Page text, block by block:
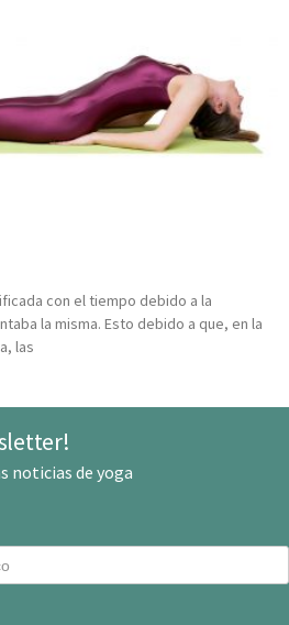
con el tiempo debido a la
la misma. Esto debido a que, en la
las
noticias de yoga